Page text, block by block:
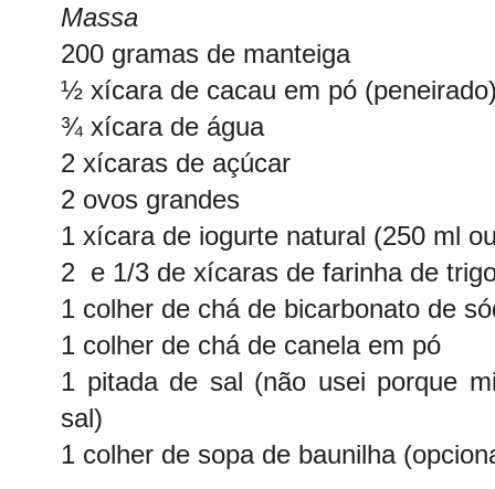
Massa
200 gramas de manteiga
½ xícara de cacau em pó
¾ xícara de água
2 xícaras de açúcar
2 ovos grandes
1 xícara de iogurte natural (250 ml
2 e 1/3 de xícaras de farinha de
1 colher de chá de bicarbonato de
1 colher de chá de canela em pó
1 pitada de sal (não usei porque
sal)
1 colher de sopa de baunilha